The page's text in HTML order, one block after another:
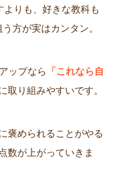
りも、好きな教科も
方が実はカンタン。
ップなら 「これなら自
取り組みやすいです。
褒められることがやる
数が上がっていきま